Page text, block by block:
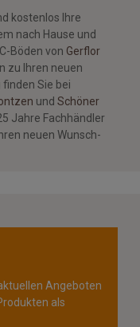
kostenlos Ihre
nach Hause und
Böden von Gerflor
zu Ihren neuen
Sie bei
und Schöner
Jahre Fachhändler
neuen Wunsch-
Angeboten
als